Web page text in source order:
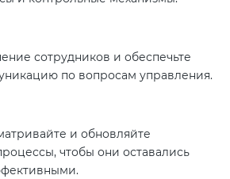
сотрудников и обеспечьте
по вопросам управления.
и обновляйте
чтобы они оставались